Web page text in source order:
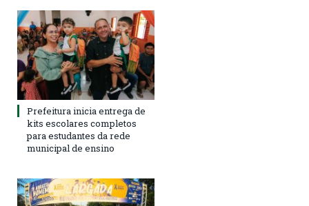
Prefeitura inicia entrega de
kits escolares completos
para estudantes da rede
municipal de ensino